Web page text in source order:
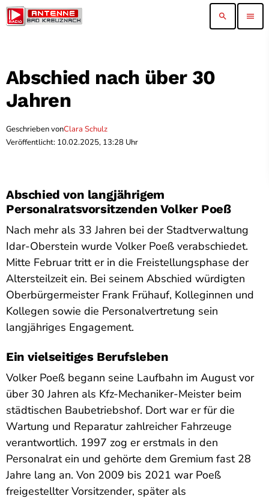
search menu
Abschied nach über 30
Jahren
Geschrieben vonClara Schulz
Veröffentlicht: 10.02.2025, 13:28 Uhr
Abschied von langjährigem
Personalratsvorsitzenden Volker Poeß
Nach mehr als 33 Jahren bei der Stadtverwaltung
Idar-Oberstein wurde Volker Poeß verabschiedet.
Mitte Februar tritt er in die Freistellungsphase der
Altersteilzeit ein. Bei seinem Abschied würdigten
Oberbürgermeister Frank Frühauf, Kolleginnen und
Kollegen sowie die Personalvertretung sein
langjähriges Engagement.
Ein vielseitiges Berufsleben
Volker Poeß begann seine Laufbahn im August vor
über 30 Jahren als Kfz-Mechaniker-Meister beim
städtischen Baubetriebshof. Dort war er für die
Wartung und Reparatur zahlreicher Fahrzeuge
verantwortlich. 1997 zog er erstmals in den
Personalrat ein und gehörte dem Gremium fast 28
Jahre lang an. Von 2009 bis 2021 war Poeß
freigestellter Vorsitzender, später als